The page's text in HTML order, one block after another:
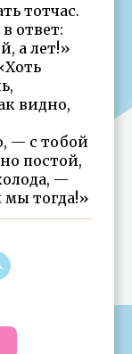
тотчас.
ответ:
а лет!»
видно,
— с тобой
постой,
—
мы тогда!»